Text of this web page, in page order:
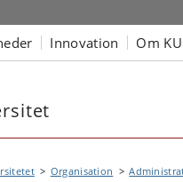
Innovation Om KU
Organisation